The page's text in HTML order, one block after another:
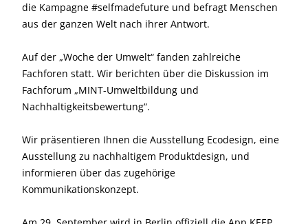
die Kampagne #selfmadefuture und befragt Menschen
aus der ganzen Welt nach ihrer Antwort.
Auf der „Woche der Umwelt“ fanden zahlreiche
Fachforen statt. Wir berichten über die Diskussion im
Fachforum „MINT-Umweltbildung und
Nachhaltigkeitsbewertung“.
Wir präsentieren Ihnen die Ausstellung Ecodesign, eine
Ausstellung zu nachhaltigem Produktdesign, und
informieren über das zugehörige
Kommunikationskonzept.